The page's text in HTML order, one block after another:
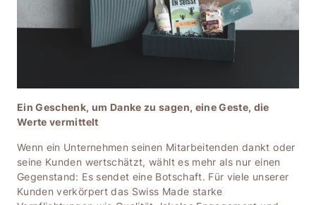
Ein Geschenk, um Danke zu sagen, eine Geste, die
Werte vermittelt
Wenn ein Unternehmen seinen Mitarbeitenden dankt oder
seine Kunden wertschätzt, wählt es mehr als nur einen
Gegenstand: Es sendet eine Botschaft. Für viele unserer
Kunden verkörpert das Swiss Made starke